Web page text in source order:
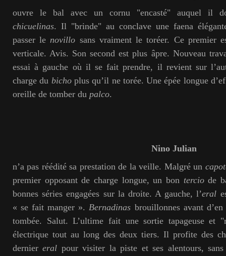
ouvre le bal avec un cornu "encasté" auquel il
chicuelinas. Il "brinde" au conclave une faena
passer le novillo sans vraiment le toréer. Ce premier
verticale. Avis. Son second est plus âpre. Nouveau
essai à gauche où il se fait prendre, il revient sur
charge du bichoplus qu’il ne torée. Une épée longue
oreille de tomber du palco.
Nino Julian
n’a pas réédité sa prestation de la veille. Malgré un
premier opposant de charge longue, un bon terciode
bonnes séries engagées sur la droite. A gauche, l’eral
« se fait manger ».Bernadinas brouillonnes avant
tombée. Salut. L’ultime fait une sortie tapageuse et
électrique tout au long des deux tiers. Il profite des
derniereral pour visiter la piste et ses alentours,